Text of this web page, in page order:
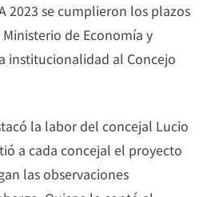
2023 se cumplieron los plazos
de Economía y
institucionalidad al Concejo
la labor del concejal Lucio
a cada concejal el proyecto
las observaciones